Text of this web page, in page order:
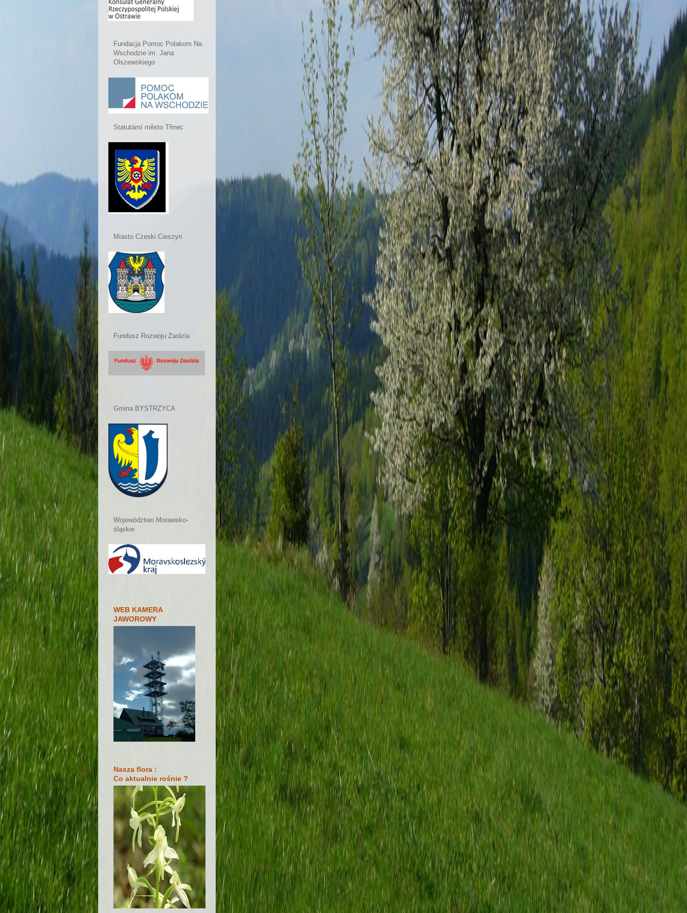
Fundacja Pomoc Polakom Na
Wschodzie im. Jana
Olszewskiego
Statutární město Třinec
Miasto Czeski Cieszyn
Fundusz Rozwoju Zaolzia
Gmina BYSTRZYCA
Województwo Morawsko-
śląskie
WEB KAMERA
JAWOROWY
Nasza flora :
Co aktualnie rośnie ?